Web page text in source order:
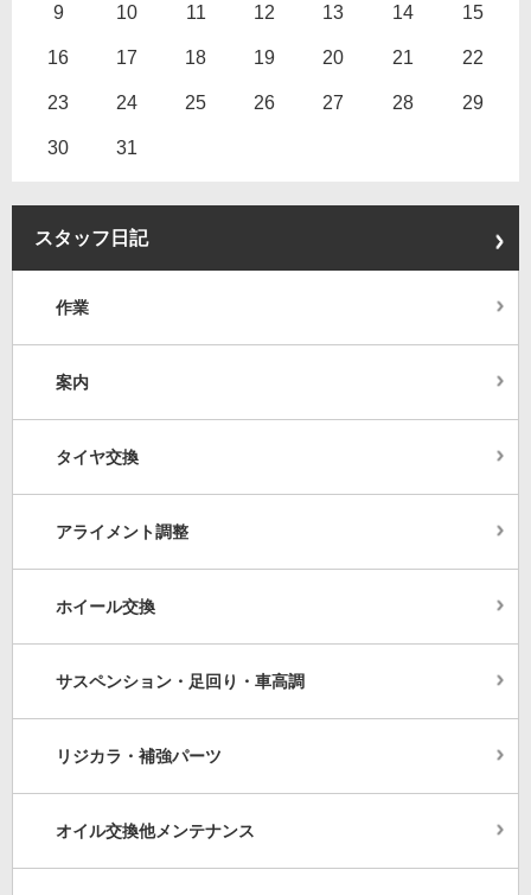
9 10 11 12 13 14 15
16 17 18 19 20 21 22
23 24 25 26 27 28 29
30 31
スタッフ日記
作業
案内
タイヤ交換
アライメント調整
ホイール交換
サスペンション・足回り・車高調
リジカラ・補強パーツ
オイル交換他メンテナンス